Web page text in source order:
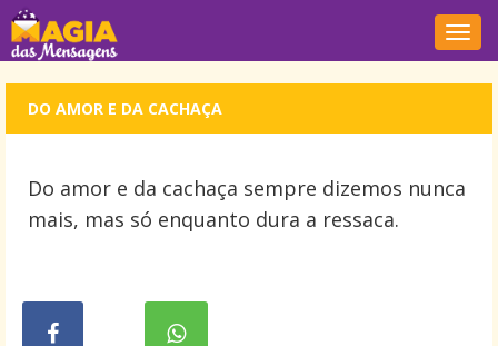
DO AMOR E DA CACHAÇA
Do amor e da cachaça sempre dizemos nunca
mais, mas só enquanto dura a ressaca.